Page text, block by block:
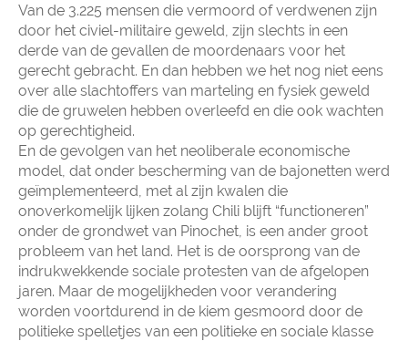
Van de 3.225 mensen die vermoord of verdwenen zijn
door het civiel-militaire geweld, zijn slechts in een
derde van de gevallen de moordenaars voor het
gerecht gebracht. En dan hebben we het nog niet eens
over alle slachtoffers van marteling en fysiek geweld
die de gruwelen hebben overleefd en die ook wachten
op gerechtigheid.
En de gevolgen van het neoliberale economische
model, dat onder bescherming van de bajonetten werd
geïmplementeerd, met al zijn kwalen die
onoverkomelijk lijken zolang Chili blijft “functioneren”
onder de grondwet van Pinochet, is een ander groot
probleem van het land. Het is de oorsprong van de
indrukwekkende sociale protesten van de afgelopen
jaren. Maar de mogelijkheden voor verandering
worden voortdurend in de kiem gesmoord door de
politieke spelletjes van een politieke en sociale klasse